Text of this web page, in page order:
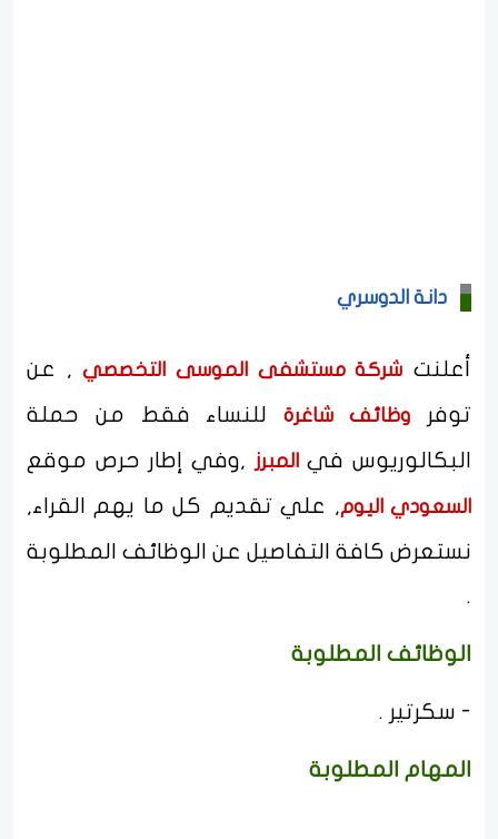
دانة الدوسري
أعلنت شركة مستشفى الموسى التخصصي, عن
توفر وظائف شاغرةللنساء فقط من حملة
البكالوريوس فيالمبرز ,وفي إطار حرص موقع
السعودي اليوم, علي تقديم كل ما يهم القراء,
نستعرض كافة التفاصيل عن الوظائف المطلوبة
.
الوظائف المطلوبة
- سكرتير .
المهام المطلوبة